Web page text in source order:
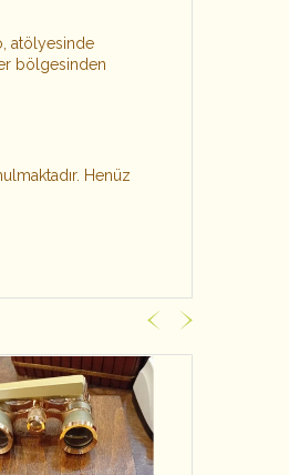
atölyesinde
bölgesinden
Henüz